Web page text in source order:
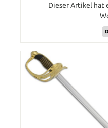
Dieser Artikel hat